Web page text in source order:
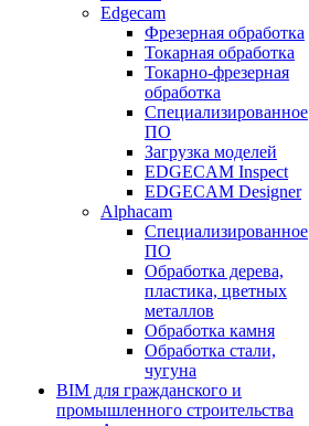
Edgecam
Фрезерная обработка
Токарная обработка
Токарно-фрезерная
обработка
Специализированное
ПО
Загрузка моделей
EDGECAM Inspect
EDGECAM Designer
Alphacam
Специализированное
ПО
Обработка дерева,
пластика, цветных
металлов
Обработка камня
Обработка стали,
чугуна
BIM для гражданского и
промышленного строительства